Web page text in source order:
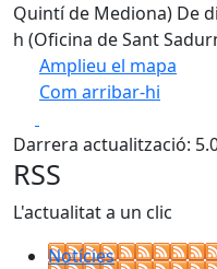
Quintí de Mediona) De
h (Oficina de Sant
Amplieu el mapa
Com arribar-hi
+
−
Darrera actualització:
RSS
L'actualitat a un clic
Notícies